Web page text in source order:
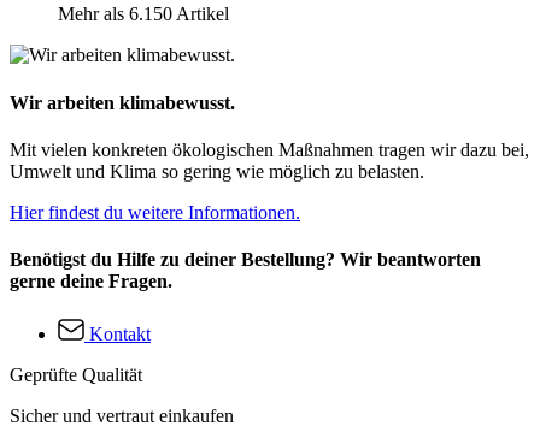
Mehr als 6.150 Artikel
Wir arbeiten klimabewusst.
Mit vielen konkreten ökologischen Maßnahmen tragen wir dazu bei,
Umwelt und Klima so gering wie möglich zu belasten.
Hier findest du weitere Informationen.
Benötigst du Hilfe zu deiner Bestellung? Wir beantworten
gerne deine Fragen.
Kontakt
Geprüfte Qualität
Sicher und vertraut einkaufen